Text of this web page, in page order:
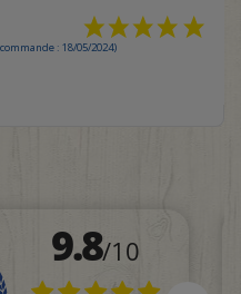
: 18/05/2024)